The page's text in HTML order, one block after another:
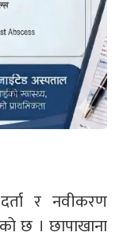
र नवीकरण
छ । छापाखाना